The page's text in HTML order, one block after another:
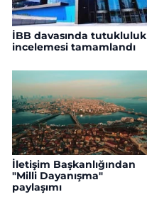
İBB davasında tutukluluk
incelemesi tamamlandı
İletişim Başkanlığından
"Milli Dayanışma"
paylaşımı